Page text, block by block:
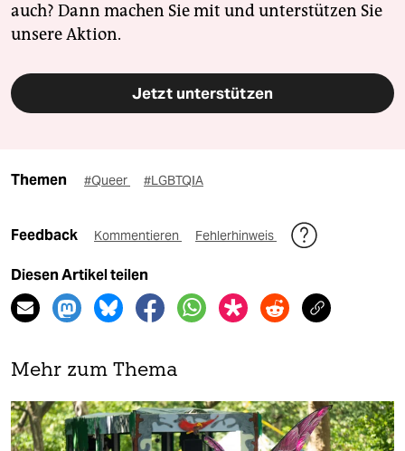
auch? Dann machen Sie mit und unterstützen Sie
unsere Aktion.
Jetzt unterstützen
Themen #Queer #LGBTQIA
Feedback Kommentieren Fehlerhinweis
Diesen Artikel teilen
Mehr zum Thema